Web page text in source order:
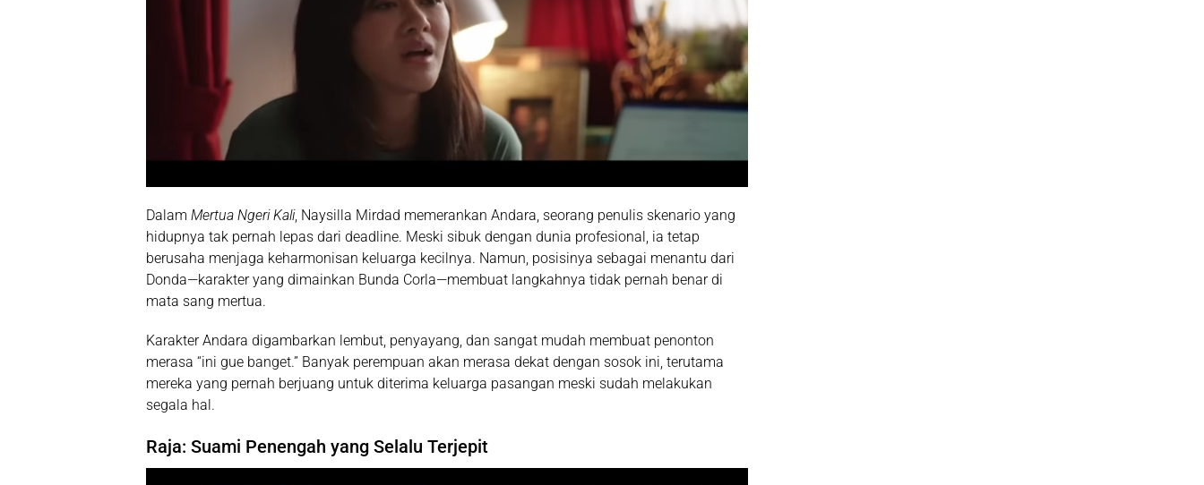
Dalam Mertua Ngeri Kali, Naysilla Mirdad memerankan Andara, seorang penulis skenario yang
hidupnya tak pernah lepas dari deadline. Meski sibuk dengan dunia profesional, ia tetap
berusaha menjaga keharmonisan keluarga kecilnya. Namun, posisinya sebagai menantu dari
Donda—karakter yang dimainkan Bunda Corla—membuat langkahnya tidak pernah benar di
mata sang mertua.
Karakter Andara digambarkan lembut, penyayang, dan sangat mudah membuat penonton
merasa “ini gue banget.” Banyak perempuan akan merasa dekat dengan sosok ini, terutama
mereka yang pernah berjuang untuk diterima keluarga pasangan meski sudah melakukan
segala hal.
Raja: Suami Penengah yang Selalu Terjepit